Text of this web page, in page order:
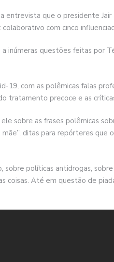
entrevista que o presidente
com cinco
inúmeras questões feitas por
19, com as polêmicas falas
tratamento precoce e as
sobre as frases polêmicas
mãe”, ditas para repórteres
políticas antidrogas,
coisas. Até em questão de